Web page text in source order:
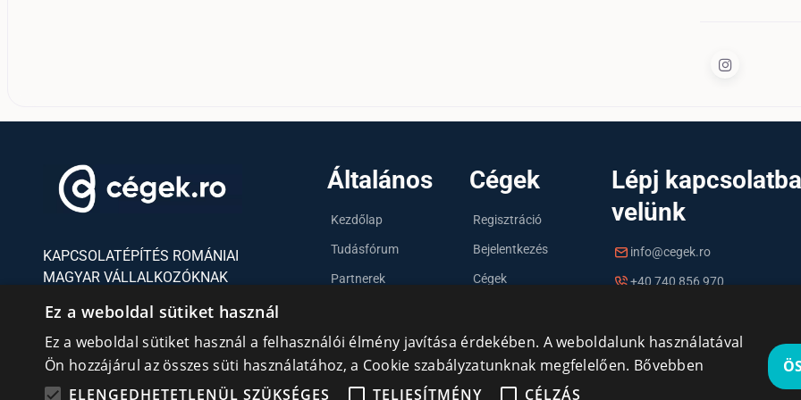
KAPCSOLATÉPÍTÉS ROMÁNIAI
MAGYAR VÁLLALKOZÓKNAK
Adatvédelmi irányelvek
cookie Süti (Cookie) szabályzat
Általános
Kezdőlap
Tudásfórum
Partnerek
Kapcsolat
Cégek
Regisztráció
Bejelentkezés
Cégek
Lépj kapcsolatba
velünk
info@cegek.ro
+40 740 856 970
Ez a weboldal sütiket használ
Ez a weboldal sütiket használ a felhasználói élmény javítása érdekében. A weboldalunk használatával
Ön hozzájárul az összes süti használatához, a Cookie szabályzatunknak megfelelően. Bővebben
ELENGEDHETETLENÜL SZÜKSÉGES
TELJESÍTMÉNY CÉLZÁS